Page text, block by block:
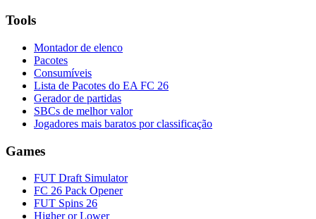
Tools
Montador de elenco
Pacotes
Consumíveis
Lista de Pacotes do EA FC 26
Gerador de partidas
SBCs de melhor valor
Jogadores mais baratos por classificação
Games
FUT Draft Simulator
FC 26 Pack Opener
FUT Spins 26
Higher or Lower